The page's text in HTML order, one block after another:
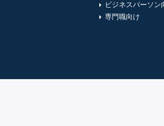
ビジネスパーソン
専門職向け